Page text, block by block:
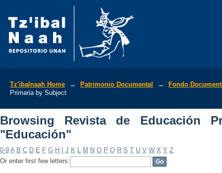
Tz'ibalnaah Home → Patrimonio Documental →
Fondo
Primaria by Subject
Browsing Revista de Educación
"Educación"
0-9 A B C D E F G H J K L M N O P Q R S T U V W X Y Z
Or enter first few letters: